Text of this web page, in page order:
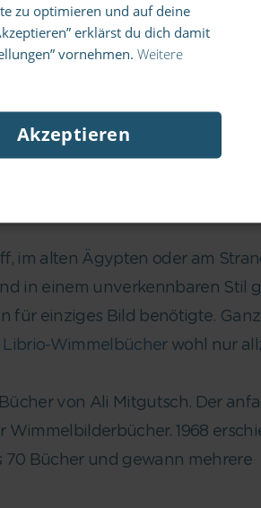
Bücher von Martin Handford
verkauft. Walter heisst
Waldo, in Frankreich
im alten Ägypten oder am
in einem unverkennbaren Stil
für einziges Bild benötigte. Ganz
Librio-Wimmelbücherwohl nur
von Ali Mitgutsch. Der
1968
70 Bücher und gewann mehrere
zu optimieren und auf deine
erklärst du dich damit
vornehmen. Weitere
Akzeptieren